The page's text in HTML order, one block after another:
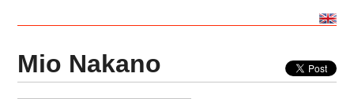
Mio Nakano